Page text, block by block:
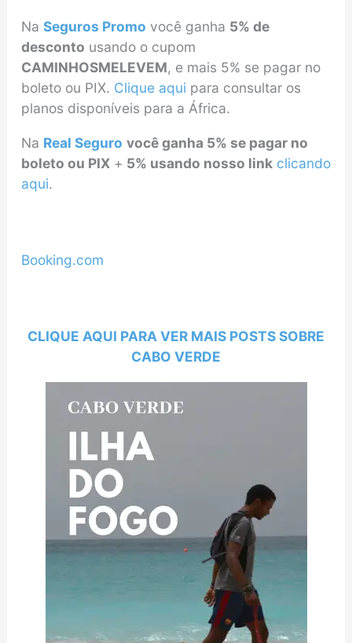
Na Seguros Promo você ganha 5% de
desconto usando o cupom
CAMINHOSMELEVEM, e mais 5% se pagar no
boleto ou PIX. Clique aqui para consultar os
planos disponíveis para a África.
Na Real Seguro você ganha 5% se pagar no
boleto ou PIX+ 5% usando nosso link clicando
aqui.
Booking.com
CLIQUE AQUI PARA VER MAIS POSTS SOBRE
CABO VERDE